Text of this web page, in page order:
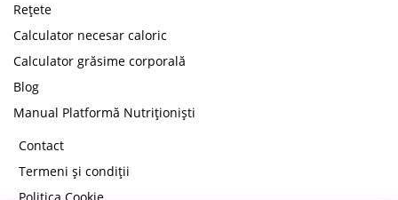
Rețete
Calculator necesar caloric
Calculator grăsime corporală
Blog
Manual Platformă Nutriționiști
Contact
Termeni și condiții